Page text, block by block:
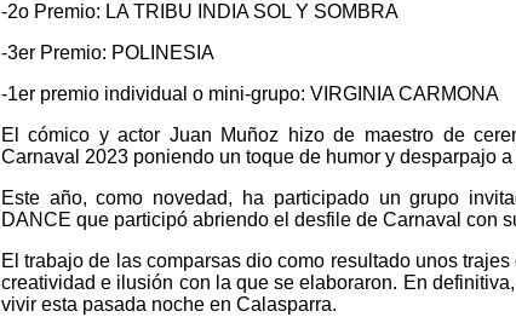
-2o Premio: LA TRIBU INDIA SOL Y SOMBRA
-3er Premio: POLINESIA
-1er premio individual o mini-grupo: VIRGINIA CARMONA
El cómico y actor Juan Muñoz hizo de maestro de
Carnaval 2023 poniendo un toque de humor y desparpajo
Este año, como novedad, ha participado un grupo
DANCE que participó abriendo el desfile de Carnaval con
El trabajo de las comparsas dio como resultado unos
creatividad e ilusión con la que se elaboraron. En
vivir esta pasada noche en Calasparra.